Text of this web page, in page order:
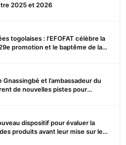
2025 et 2026
togolaises : l’EFOFAT célèbre la
promotion et le baptême de la
Gnassingbé et l’ambassadeur du
de nouvelles pistes pour
bilatérale
dispositif pour évaluer la
produits avant leur mise sur le